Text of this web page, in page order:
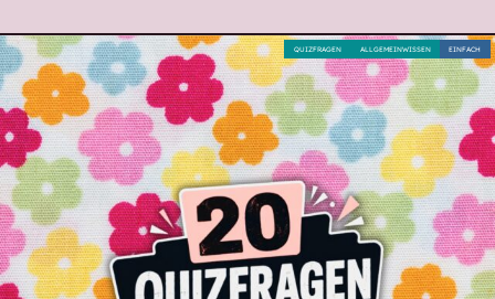
EINFACH
ALLGEMEINWISSEN
QUIZFRAGEN